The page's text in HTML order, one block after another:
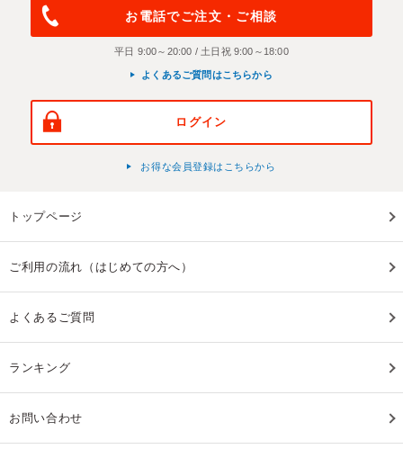
お電話でご注文・ご相談
平日 9:00～20:00 / 土日祝 9:00～18:00
よくあるご質問はこちらから
ログイン
お得な会員登録はこちらから
トップページ
ご利用の流れ（はじめての方へ）
よくあるご質問
ランキング
お問い合わせ